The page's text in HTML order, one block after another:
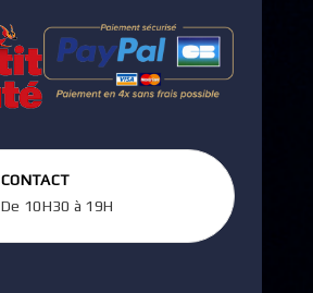
CONTACT
De 10H30 à 19H